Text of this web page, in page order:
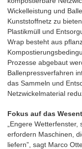
Wickelleistung und
Kunststoffnetz zu
Plastikmüll und
Wrap besteht aus
Prozesse abgebaut
Ballenpressverfahren
das Sammeln und
Netzwickelmaterial
Fokus auf das
„Engere
erfordern Maschinen,
liefern”, sagt Marco